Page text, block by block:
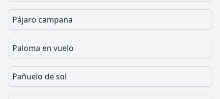
Pájaro campana
Paloma en vuelo
Pañuelo de sol